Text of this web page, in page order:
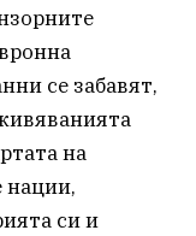
се забавят,
на
нации,
си и